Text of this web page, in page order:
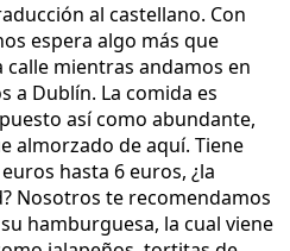
al castellano. Con
espera algo más que
mientras andamos en
a Dublín. La comida es
así como abundante,
almorzado de aquí. Tiene
hasta 6 euros, ¿la
Nosotros te recomendamos
hamburguesa, la cual viene